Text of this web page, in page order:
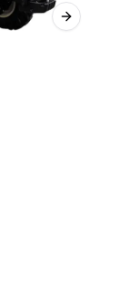
Next slide